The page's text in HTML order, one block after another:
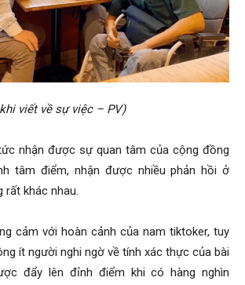
viết về sự việc – PV)
nhận được sự quan tâm của cộng đồng
tâm điểm, nhận được nhiều phản hồi ở
rất khác nhau.
cảm với hoàn cảnh của nam tiktoker, tuy
ít người nghi ngờ về tính xác thực của bài
đẩy lên đỉnh điểm khi có hàng nghìn